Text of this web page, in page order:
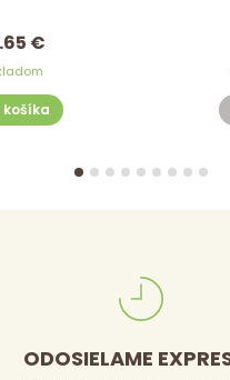
€
košíka
ODOSIELAME